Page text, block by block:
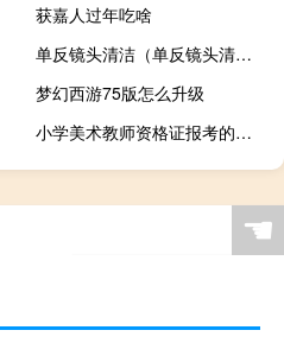
获嘉人过年吃啥
单反镜头清洁（单反镜头清洁）
梦幻西游75版怎么升级
小学美术教师资格证报考的条件
☚